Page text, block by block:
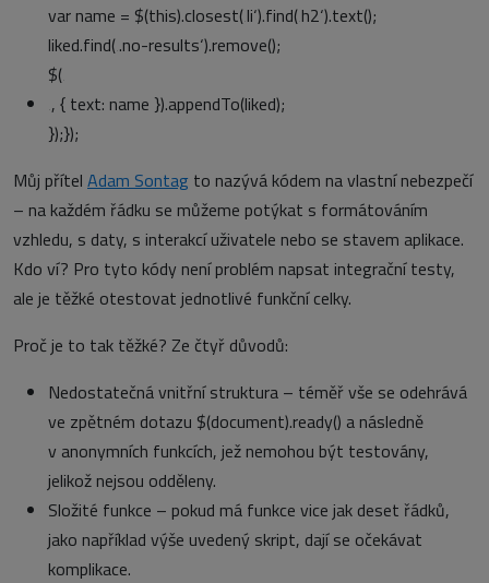
var name = $(this).closest(‚li‘).find(‚h2‘).text();
liked.find(‚.no-results‘).remove();
$(‚
‚, { text: name }).appendTo(liked);
});});
Můj přítel Adam Sontag to nazývá kódem na vlastní nebezpečí
– na každém řádku se můžeme potýkat s formátováním
vzhledu, s daty, s interakcí uživatele nebo se stavem aplikace.
Kdo ví? Pro tyto kódy není problém napsat integrační testy,
ale je těžké otestovat jednotlivé funkční celky.
Proč je to tak těžké? Ze čtyř důvodů:
Nedostatečná vnitřní struktura – téměř vše se odehrává
ve zpětném dotazu $(document).ready() a následně
v anonymních funkcích, jež nemohou být testovány,
jelikož nejsou odděleny.
Složité funkce – pokud má funkce vice jak deset řádků,
jako například výše uvedený skript, dají se očekávat
komplikace.